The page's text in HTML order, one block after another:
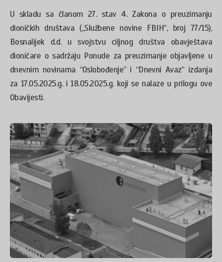
U skladu sa članom 27. stav 4. Zakona o preuzimanju
dioničkih društava („Službene novine FBIH“, broj 77/15),
Bosnalijek d.d. u svojstvu ciljnog društva obavještava
dioničare o sadržaju Ponude za preuzimanje objavljene u
dnevnim novinama “Oslobođenje” i “Dnevni Avaz” izdanja
za 17.05.2025.g. i 18.05.2025.g. koji se nalaze u prilogu ove
Obavijesti.